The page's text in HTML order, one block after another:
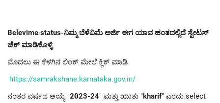
Belevime status-ನಿಮ್ಮ ಬೆಳೆವಿಮೆ ಅರ್ಜಿ ಈಗ ಯಾವ ಹಂತದಲ್ಲಿದೆ ಸ್ಟೇಟಸ್
ಚೆಕ್ ಮಾಡಿಕೊಳ್ಳಿ
ಮೊದಲು ಈ ಕೆಳಗಿನ ಲಿಂಕ್ ಮೇಲೆ ಕ್ಲಿಕ್ ಮಾಡಿ
https://samrakshane.karnataka.gov.in/
ನಂತರ ವರ್ಷದ ಆಯ್ಕೆ "2023-24" ಮತ್ತು ಋುತು " kharif" ಎಂದು select